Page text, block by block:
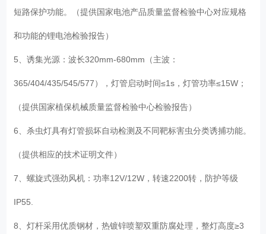
短路保护功能。（提供国家电池产品质量监督检验中心对应规格
和功能的锂电池检验报告）
5、诱集光源：波长320mm-680mm（主波：
365/404/435/545/577），灯管启动时间≤1s，灯管功率≤15W；
（提供国家植保机械质量监督检验中心检验报告）
6、杀虫灯具有灯管损坏自动检测及不同靶标害虫分类诱捕功能。
（提供相应的技术证明文件）
7、螺旋式强劲风机：功率12V/12W，转速2200转，防护等级
IP55.
8、灯杆采用优质钢材，热镀锌喷塑双重防腐处理，整灯高度≥3